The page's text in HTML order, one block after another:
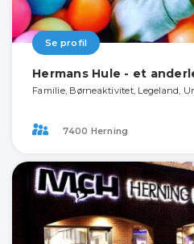
Se profil
Hermans Hule - et
Familie, Børneaktivitet, Legeland,
7400 Herning